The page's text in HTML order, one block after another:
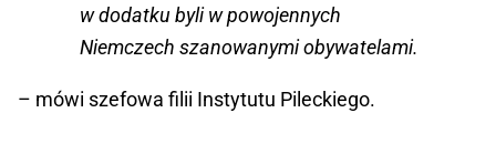
w dodatku byli w powojennych
Niemczech szanowanymi obywatelami.
– mówi szefowa filii Instytutu Pileckiego.